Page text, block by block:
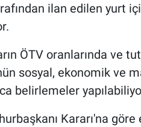
ilan edilen yurt
ÖTV oranlarında ve
sosyal, ekonomik ve
belirlemeler
Kararı'na